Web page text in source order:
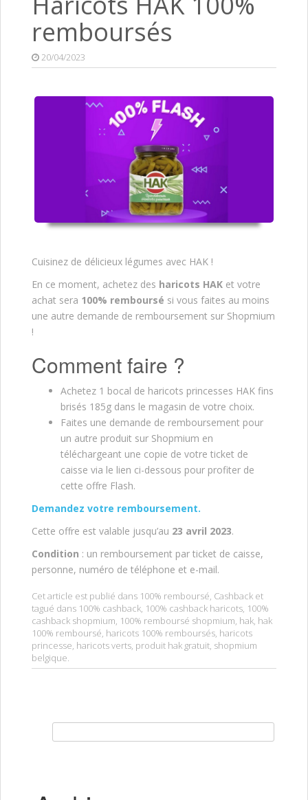
remboursés
20/04/2023
Cuisinez de délicieux légumes avec HAK !
En ce moment, achetez des haricots HAK et votre
achat sera 100% remboursé si vous faites au moins
une autre demande de remboursement sur Shopmium
!
Comment faire ?
Achetez 1 bocal de haricots princesses HAK fins
brisés 185g dans le magasin de votre choix.
Faites une demande de remboursement pour
un autre produit sur Shopmium en
téléchargeant une copie de votre ticket de
caisse via le lien ci-dessous pour profiter de
cette offre Flash.
Demandez votre remboursement.
Cette offre est valable jusqu’au 23 avril 2023.
Condition : un remboursement par ticket de caisse,
personne, numéro de téléphone et e-mail.
Cet article est publié dans 100% remboursé, Cashback et
tagué dans 100% cashback, 100% cashback haricots, 100%
cashback shopmium, 100% remboursé shopmium, hak, hak
100% remboursé, haricots 100% remboursés, haricots
princesse, haricots verts, produit hak gratuit, shopmium
belgique.